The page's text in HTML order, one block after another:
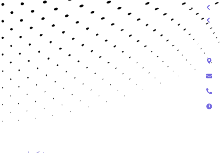
تعرفه
تماس
تماس با ما
رشت - گلسار - خیابان استاد معین
info@amnssl.com